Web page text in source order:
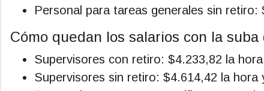
Personal para tareas generales sin
Cómo quedan los salarios con la suba
Supervisores con retiro: $4.233,82 la
Supervisores sin retiro: $4.614,42 la hora